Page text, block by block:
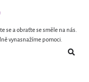
se a obraťte se směle na nás.
vynasnažíme pomoci.